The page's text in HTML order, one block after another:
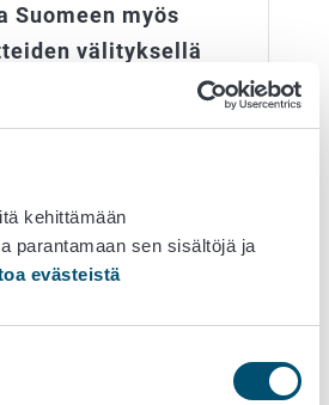
kehittämään
parantamaan sen sisältöjä ja
evästeistä
Suomeen myös
välityksellä
on löytynyt tänä
Lappeenrannassa.
kehottaa
aktiiviseen
löytynyt kuudesta kohteesta